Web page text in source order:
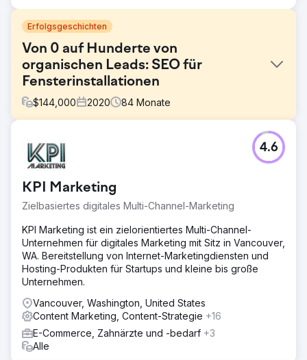
Erfolgsgeschichten
Von 0 auf Hunderte von
organischen Leads: SEO für
Fensterinstallationen
$144,000 2020 84 Monate
Ein neues Fensterbauunternehmen aus Chicago betrat
einen hart umkämpften lokalen Markt ohne jegliche
sich sofort Markenbekanntheit erarbeiten. Das Hauptziel
war der Aufbau einer Online-Präsenz, die nicht nur
existierte, sondern aktiv und nachhaltig hochwertige
Leads generierte, ohne dabei stark auf bezahlte
Werbung angewiesen zu sein.
Lösung
Wir haben eine komplett neue digitale Strategie
umgesetzt. Wir erstellten eine konversionsorientierte
Website, die für lokales SEO optimiert war und auf einer
soliden technischen Basis basierte. Wir entwickelten eine
Content-Strategie, die auf relevante, standortspezifische
Keywords abzielte. Entscheidend war auch die
Implementierung einer proaktiven
KPI Marketing
Zielbasiertes digitales Multi-Channel-Marketing
4.6
KPI Marketing ist ein zielorientiertes Multi-Channel-
Unternehmen für digitales Marketing mit Sitz in Vancouver,
WA. Bereitstellung von Internet-Marketingdiensten und
Hosting-Produkten für Startups und kleine bis große
Unternehmen.
Vancouver, Washington, United States
Content Marketing, Content-Strategie +16
E-Commerce, Zahnärzte und -bedarf +3
Alle